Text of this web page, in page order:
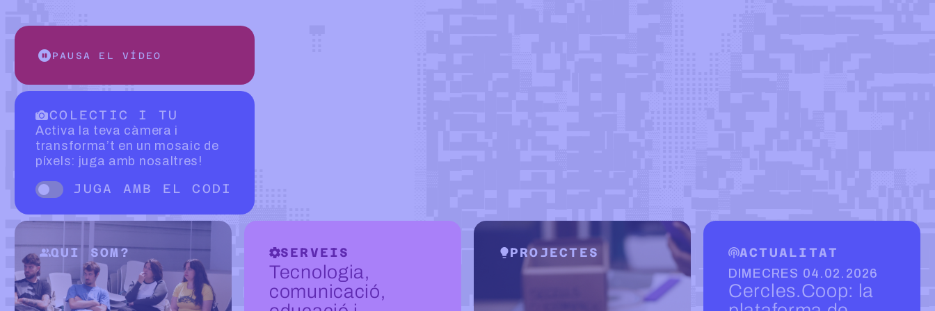
PAUSA EL VÍDEO
COLECTIC I TU
Activa la teva càmera i
transforma’t en un mosaic de
píxels: juga amb nosaltres!
JUGA AMB EL CODI
Disparador de esvair-se
QUI SOM? SERVEIS
Tecnologia,
comunicació,
PROJECTES ACTUALITAT
DIMECRES 04.02.2026
Cercles.Coop: la